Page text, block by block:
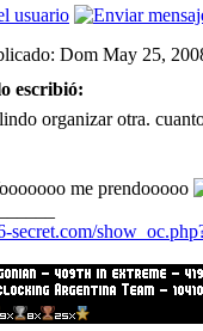
Dom May 25,
escribió:
organizar otra.
me prendooooo
secret.com/